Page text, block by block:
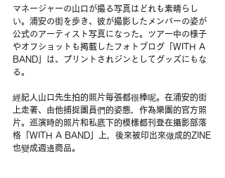
マネージャーの山口が撮る写真はどれも素晴らし
い。浦安の街を歩き、彼が撮影したメンバーの姿が
公式のアーティスト写真になった。ツアー中の様子
やオフショットも掲載したフォトブログ「WITH A
BAND」は、プリントされジンとしてグッズにもな
る。
經紀人山口先生拍的照片每張都很棒呢。在浦安的街
上走著、由他捕捉團員們的姿態，作為樂團的官方照
片。巡演時的照片和私底下的模樣都刊登在攝影部落
格「WITH A BAND」上，後來被印出來做成的ZINE
也變成週邊商品。